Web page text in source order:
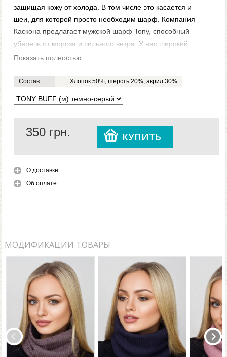
защищая кожу от холода. В том числе это касается и
шеи, для которой просто необходим шарф. Компания
Каскона предлагает мужской шарф Tony, способный
уберечь от мороза и сильного ветра. У нас широкий
выбор вязаных шарфов. Так, что можно подобрать
будет приятна любому парню и мужчине, который
наденет этот аксессуар.
Купить понравившийся вязаный мужской шарф Tony,
можно легко на нашем официальном сайте
Caskona.com. Мы предлагаем доставку в любой город
Украины и ближнее зарубежье.
Показать полностью
Состав Хлопок 50%, шерсть 20%, акрил 30%
350 грн. КУПИТЬ
О доставке
Об оплате
МОДИФИКАЦИИ ТОВАРЫ